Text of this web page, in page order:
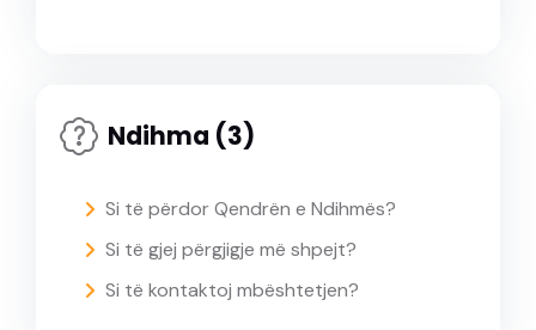
Ndihma (3)
Si të përdor Qendrën e Ndihmës?
Si të gjej përgjigje më shpejt?
Si të kontaktoj mbështetjen?